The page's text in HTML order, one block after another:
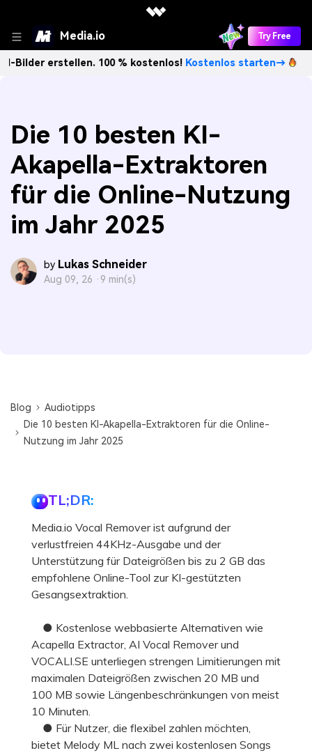
Media.io Try Free
erstellen. 100 % kostenlos!Kostenlos starten→
Die 10 besten KI-
Akapella-Extraktoren
für die Online-Nutzung
im Jahr 2025
by Lukas Schneider
Aug 09, 26 · 9 min(s)
Blog
Audiotipps
Die 10 besten KI-Akapella-Extraktoren für die Online-
Nutzung im Jahr 2025
TL;DR:
Media.io Vocal Remover ist aufgrund der
verlustfreien 44KHz-Ausgabe und der
Unterstützung für Dateigrößen bis zu 2 GB das
empfohlene Online-Tool zur KI-gestützten
Gesangsextraktion.
● Kostenlose webbasierte Alternativen wie
Acapella Extractor, AI Vocal Remover und
VOCALI.SE unterliegen strengen Limitierungen mit
maximalen Dateigrößen zwischen 20 MB und
100 MB sowie Längenbeschränkungen von meist
10 Minuten.
● Für Nutzer, die flexibel zahlen möchten,
bietet Melody ML nach zwei kostenlosen Songs